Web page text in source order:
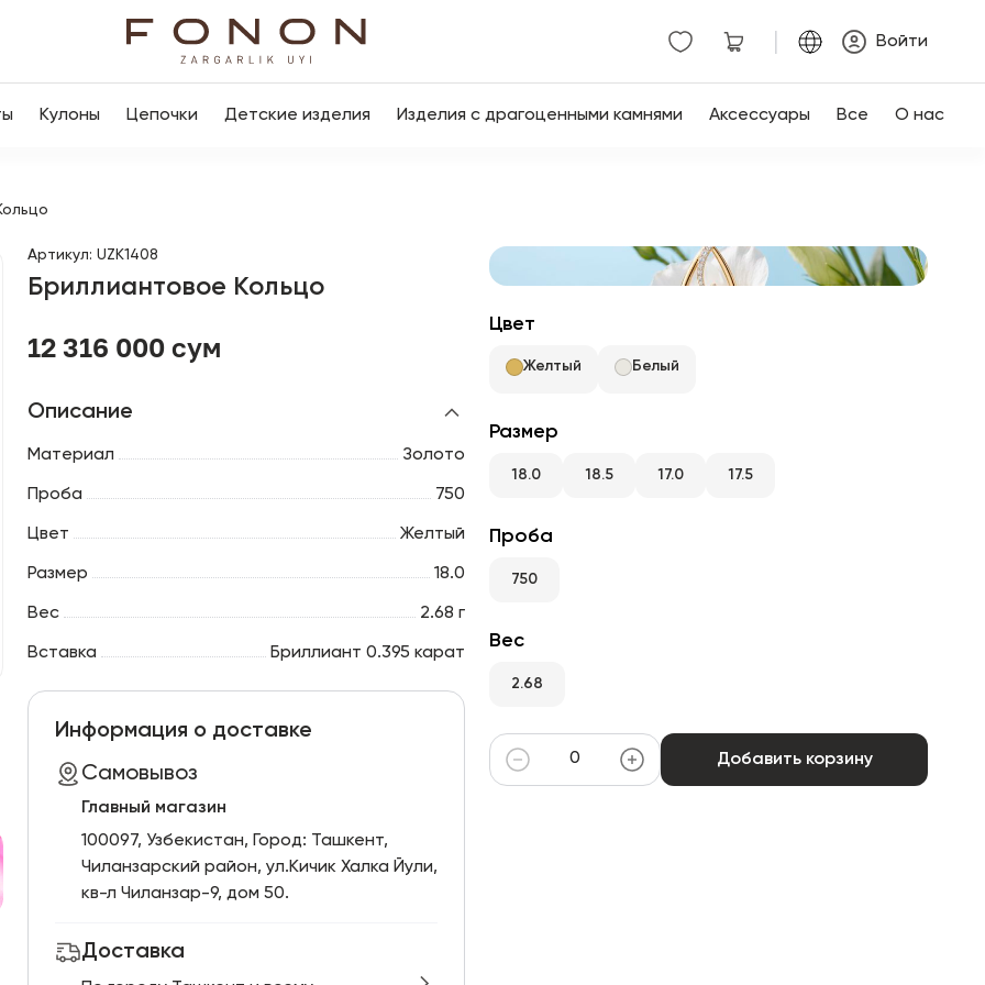
Войти
Кулоны Цепочки Детские изделия Изделия с драгоценными камнями Аксессуары Все О нас
Артикул: UZK1408
Бриллиантовое Кольцо
12 316 000 сум
Описание
Материал Золото
Проба 750
Цвет Желтый
Размер 18.0
Вес 2.68 г
Вставка Бриллиант 0.395 карат
Информация о доставке
Самовывоз
Главный магазин
100097, Узбекистан, Город: Ташкент,
Чиланзарский pайон, ул.Кичик Халка Йули,
кв-л Чиланзар-9, дом 50.
Доставка
Цвет
Желтый Белый
Размер
18.0 18.5 17.0 17.5
Проба
750
Вес
2.68
Добавить корзину